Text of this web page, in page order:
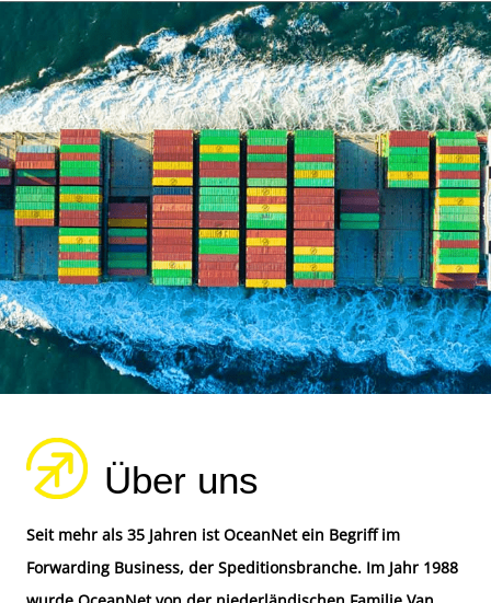
Über uns
Seit mehr als 35 Jahren ist OceanNet ein Begriff im
Forwarding Business, der Speditionsbranche. Im Jahr 1988